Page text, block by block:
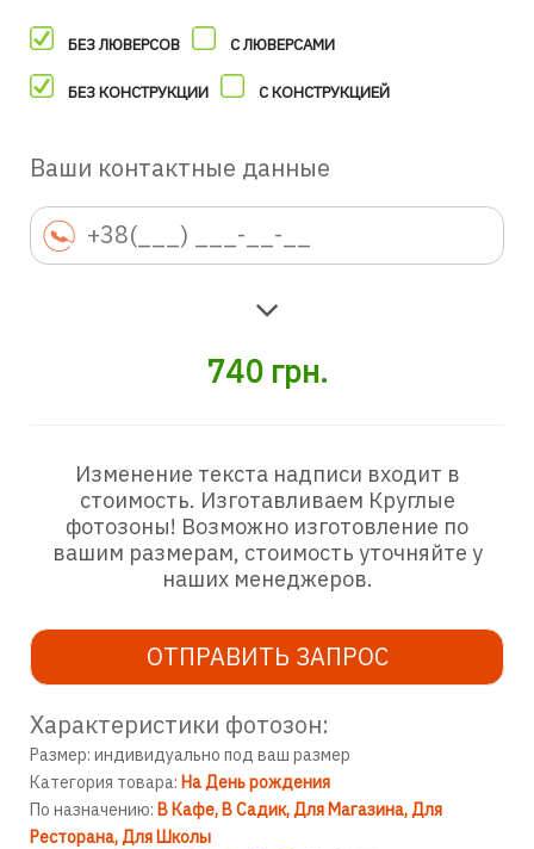
БЕЗ ЛЮВЕРСОВ С ЛЮВЕРСАМИ
БЕЗ КОНСТРУКЦИИ С КОНСТРУКЦИЕЙ
Ваши контактные данные
740 грн.
Изменение текста надписи входит в
стоимость. Изготавливаем Круглые
фотозоны! Возможно изготовление по
вашим размерам, стоимость уточняйте у
наших менеджеров.
ОТПРАВИТЬ ЗАПРОС
Характеристики фотозон:
Размер: индивидуально под ваш размер
Категория товара: На День рождения
По назначению: В Кафе В Садик Для Магазина Для
Ресторана Для Школы